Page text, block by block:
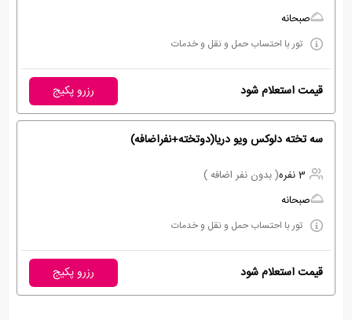
صبحانه
تور با احتساب حمل و نقل و خدمات
قیمت استعلام شود رزرو پکیج
سه تخته دلوکس ویو دریا(دوتخته+نفراضافه)
3 نفره
( بدون نفر اضافه )
صبحانه
تور با احتساب حمل و نقل و خدمات
قیمت استعلام شود رزرو پکیج